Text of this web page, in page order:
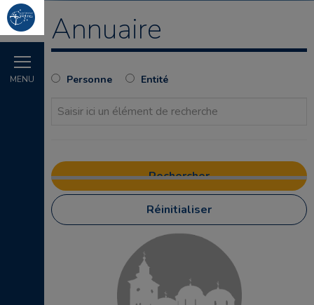
MENU
Annuaire
Personne Entité
Réinitialiser